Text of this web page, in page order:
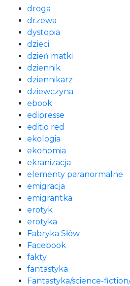
droga
drzewa
dystopia
dzieci
dzień matki
dziennik
dziennikarz
dziewczyna
ebook
edipresse
editio red
ekologia
ekonomia
ekranizacja
elementy paranormalne
emigracja
emigrantka
erotyk
erotyka
Fabryka Słów
Facebook
fakty
fantastyka
Fantastyka/science-